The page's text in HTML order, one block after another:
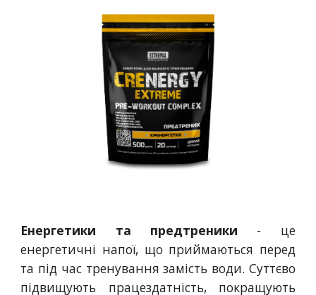
Енергетики та предтреники - це
енергетичні напої, що приймаються перед
та під час тренування замість води. Суттєво
підвищують працездатність, покращують